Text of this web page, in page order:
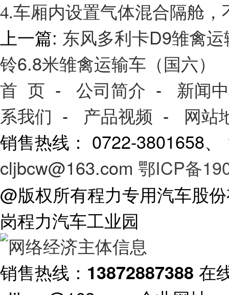
4.车厢内设置气体混合隔舱，
上一篇: 东风多利卡D9雏禽
铃6.8米雏禽运输车（国六）
首 页 - 公司简介 - 新闻
系我们 - 产品视频 - 网站
销售热线： 0722-3801658
cljbcw@163.com 鄂ICP备
@版权所有程力专用汽车股
岗程力汽车工业园
销售热线： 13872887388 在